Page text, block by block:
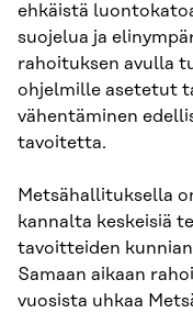
ehkäistä
suojelua ja
rahoituksen avulla
ohjelmille asetetut
vähentäminen
tavoitetta.
Metsähallituksella
kannalta keskeisiä
tavoitteiden
Samaan aikaan
vuosista uhkaa